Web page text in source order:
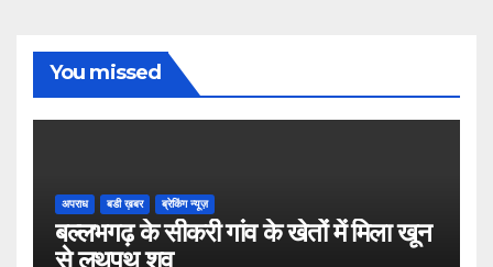
You missed
अपराध बडी ख़बर ब्रेकिंग न्यूज़
बल्लभगढ़ के सीकरी गांव के खेतों में मिला खून
से लथपथ शव